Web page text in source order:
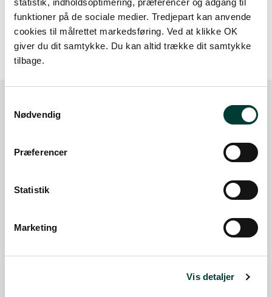
funktioner på de sociale medier. Tredjepart kan anvende
cookies til målrettet markedsføring. Ved at klikke OK
giver du dit samtykke. Du kan altid trække dit samtykke
tilbage.
Nødvendig
Præferencer
Statistik
Marketing
Vis detaljer
20 m
Med offentlig transport
Holdeplads ved Skødshoved Havn